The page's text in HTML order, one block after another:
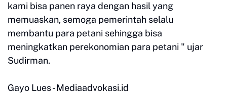
kami bisa panen raya dengan hasil yang
memuaskan, semoga pemerintah selalu
membantu para petani sehingga bisa
meningkatkan perekonomian para petani " ujar
Sudirman.
Gayo Lues - Mediaadvokasi.id